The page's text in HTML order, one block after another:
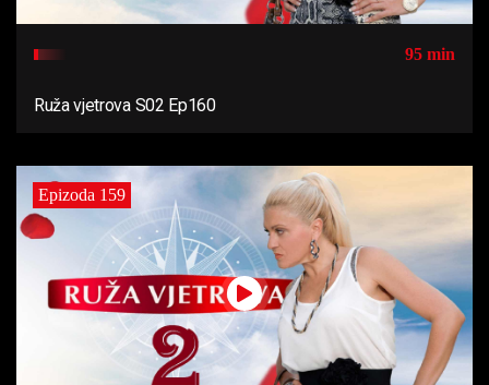
95 min
Ruža vjetrova S02 Ep160
Epizoda 159